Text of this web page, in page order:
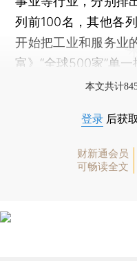
列前100名，其他各
开始把工业和服务业
富》“全球500家”单一
本文共计
登录 后获
财新通会员
可畅读全文